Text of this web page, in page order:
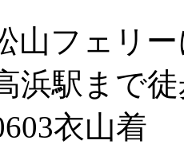
山フェリ
浜駅まで
衣山着